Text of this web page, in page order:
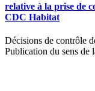
relative à la prise de
CDC Habitat
Décisions de contrôle
Publication du sens de